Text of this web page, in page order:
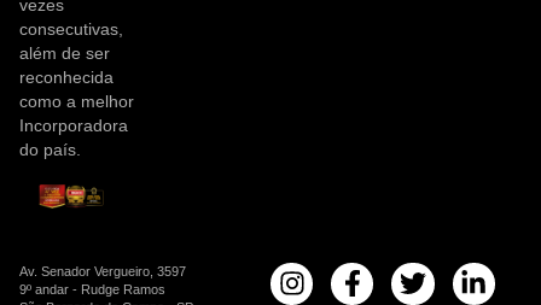
vezes
consecutivas,
além de ser
reconhecida
como a melhor
Incorporadora
do país.
Av. Senador Vergueiro, 3597
9º andar - Rudge Ramos